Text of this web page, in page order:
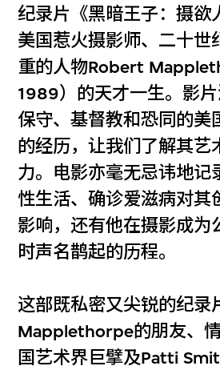
纪录片《黑暗王子：摄欲
美国惹火摄影师、二十世
重的人物Robert
1989）的天才一生。影
保守、基督教和恐同的美
的经历，让我们了解其艺
力。电影亦毫无忌讳地记
性生活、确诊爱滋病对其
影响，还有他在摄影成为
时声名鹊起的历程。
这部既私密又尖锐的纪录
Mapplethorpe的朋友、
国艺术界巨擘及Patti